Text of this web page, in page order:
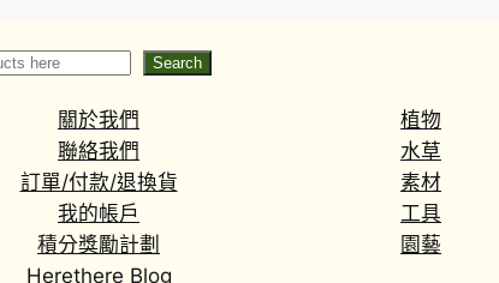
Search
關於我們
聯絡我們
訂單/付款/退換貨
我的帳戶
積分獎勵計劃
Herethere Blog
植物
水草
素材
工具
園藝